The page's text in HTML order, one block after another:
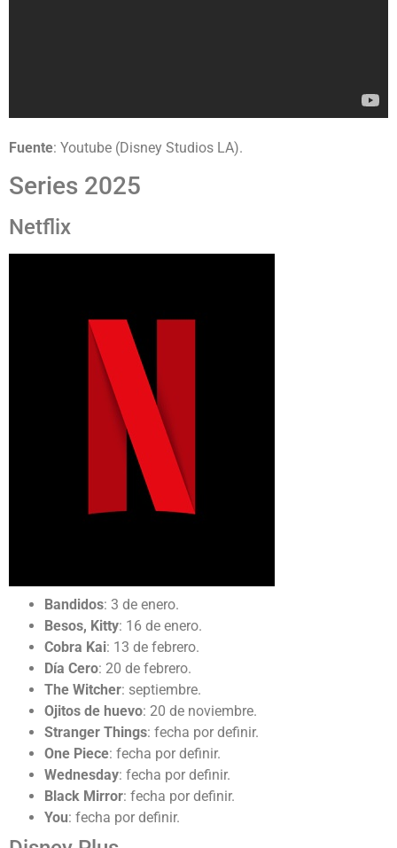
Fuente: Youtube (Disney Studios LA).
Series 2025
Netflix
Bandidos: 3 de enero.
Besos, Kitty: 16 de enero.
Cobra Kai: 13 de febrero.
Día Cero: 20 de febrero.
The Witcher: septiembre.
Ojitos de huevo: 20 de noviembre.
Stranger Things: fecha por definir.
One Piece: fecha por definir.
Wednesday: fecha por definir.
Black Mirror: fecha por definir.
You: fecha por definir.